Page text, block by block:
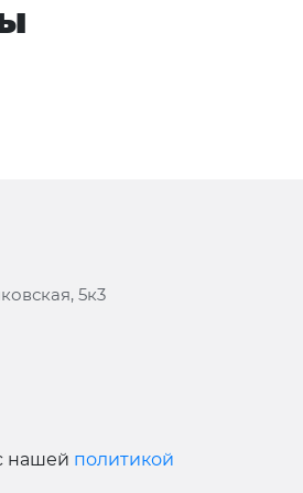
5к3
нашей политикой